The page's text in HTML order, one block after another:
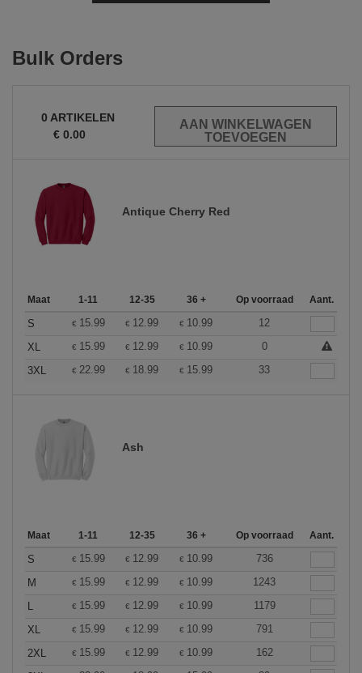
Bulk Orders
0 ARTIKELEN
€ 0.00
Antique Cherry Red
Maat 1-11 12-35 36 + Op voorraad Aant.
S € 15.99 € 12.99 € 10.99
12
XL
€ 15.99 € 12.99 € 10.99
0
3XL
€ 22.99 € 18.99 € 15.99 33
Ash
Maat 1-11 12-35 36 + Op voorraad Aant.
S € 15.99 € 12.99 € 10.99
736
M
€ 15.99 € 12.99 € 10.99
1243
L
€ 15.99 € 12.99 € 10.99
1179
XL
€ 15.99 € 12.99 € 10.99
791
2XL
€ 15.99 € 12.99 € 10.99
162